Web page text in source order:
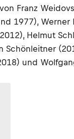
Franz
1977), Werner
Helmut
Schönleitner
und